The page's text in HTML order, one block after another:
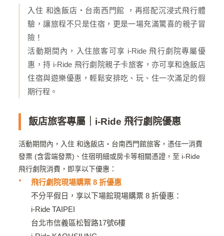
入住 和逸飯店・台南西門館 ，再搭配沉浸式飛行體
驗，讓旅程不只是住宿，更是一場充滿驚喜的親子冒
險！
活動期間內，入住旅客可享 i-Ride 飛行劇院專屬優
惠，持 i-Ride 飛行劇院親子卡旅客，亦可享和逸飯店
住宿與遊樂優惠，輕鬆安排吃、玩、住一次滿足的假
期行程。
飯店旅客專屬｜i-Ride 飛行劇院優惠
活動期間內，入住 和逸飯店・台南西門館旅客，憑任一消費
發票 (含雲端發票)、住宿明細或房卡等相關憑證，至 i-Ride
飛行劇院消費，即享以下優惠：
飛行劇院現場購票 8 折優惠
不分平假日，享以下場館現場購票 8 折優惠：
i-Ride TAIPEI
台北市信義區松智路17號6樓